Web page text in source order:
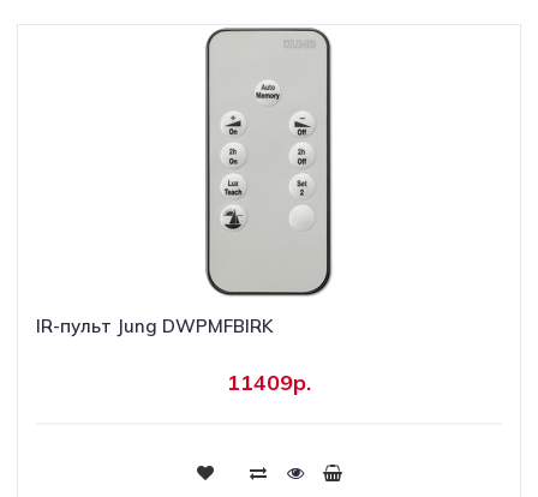
IR-пульт Jung DWPMFBIRK
11409р.
Купить